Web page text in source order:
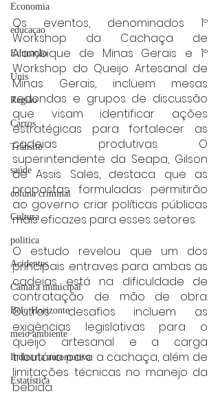
Economia
educaçao
Educação
Unis
Região
Carros
Trânsito
saúde
coluna criminal
Cultura
politica
Acidentes
Câmara municipal
Belo Horizonte
meio ambiente
Industria automotiva
Estatística
Os eventos, denominados 1º
Workshop da Cachaça de
Alambique de Minas Gerais e 1º
Workshop do Queijo Artesanal de
Minas Gerais, incluem mesas
redondas e grupos de discussão
que visam identificar ações
estratégicas para fortalecer as
cadeias produtivas. O
superintendente da Seapa, Gilson
de Assis Sales, destaca que as
propostas formuladas permitirão
ao governo criar políticas públicas
mais eficazes para esses setores.
O estudo revelou que um dos
principais entraves para ambas as
cadeias está na dificuldade de
contratação de mão de obra.
Outros desafios incluem as
exigências legislativas para o
queijo artesanal e a carga
tributária para a cachaça, além de
limitações técnicas no manejo da
bebida.